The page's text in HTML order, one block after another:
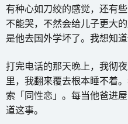
有种心如刀绞的感觉，还有
不能哭，不然会给儿子更大
是他去国外学坏了。我想知
打完电话的那天晚上，我彻
里，我翻来覆去根本睡不着
索「同性恋」。每当他爸进
道这事。